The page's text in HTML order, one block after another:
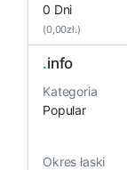
0 Dni
(0,00zł.)
.info
Kategoria
Popular
Okres łaski